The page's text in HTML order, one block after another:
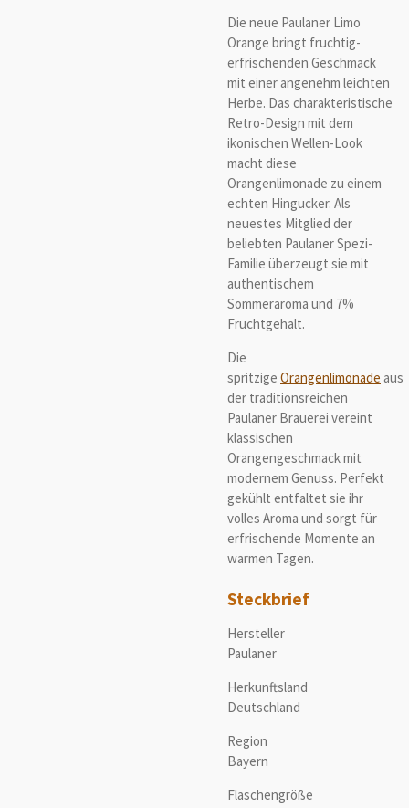
Die neue Paulaner Limo
Orange bringt fruchtig-
erfrischenden Geschmack
mit einer angenehm leichten
Herbe. Das charakteristische
Retro-Design mit dem
ikonischen Wellen-Look
macht diese
Orangenlimonade zu einem
echten Hingucker. Als
neuestes Mitglied der
beliebten Paulaner Spezi-
Familie überzeugt sie mit
authentischem
Sommeraroma und 7%
Fruchtgehalt.
Die
spritzige Orangenlimonade aus
der traditionsreichen
Paulaner Brauerei vereint
klassischen
Orangengeschmack mit
modernem Genuss. Perfekt
gekühlt entfaltet sie ihr
volles Aroma und sorgt für
erfrischende Momente an
warmen Tagen.
Steckbrief
Hersteller
Paulaner
Herkunftsland
Deutschland
Region
Bayern
Flaschengröße